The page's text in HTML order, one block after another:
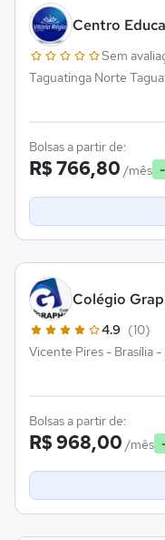
Centro
Sem
Taguatinga Norte
Bolsas a partir de:
R$ 766,80 /mês
Colégio
4.9 (10)
Vicente Pires - Brasília -
Bolsas a partir de:
R$ 968,00 /mês